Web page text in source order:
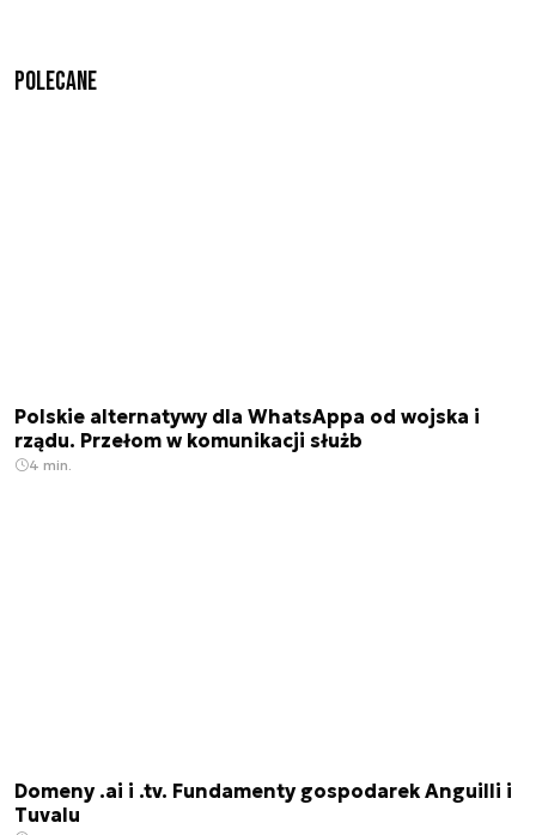
Polecane
Polskie alternatywy dla WhatsAppa od wojska i
rządu. Przełom w komunikacji służb
4 min.
Domeny .ai i .tv. Fundamenty gospodarek Anguilli i
Tuvalu